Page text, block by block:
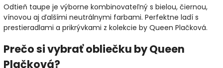
Odtieň taupe je výborne kombinovateľný s bielou, čiernou,
vínovou aj ďalšími neutrálnymi farbami. Perfektne ladí s
prestieradlami a prikrývkami z kolekcie by Queen Plačková.
Prečo si vybrať obliečku by Queen
Plačková?